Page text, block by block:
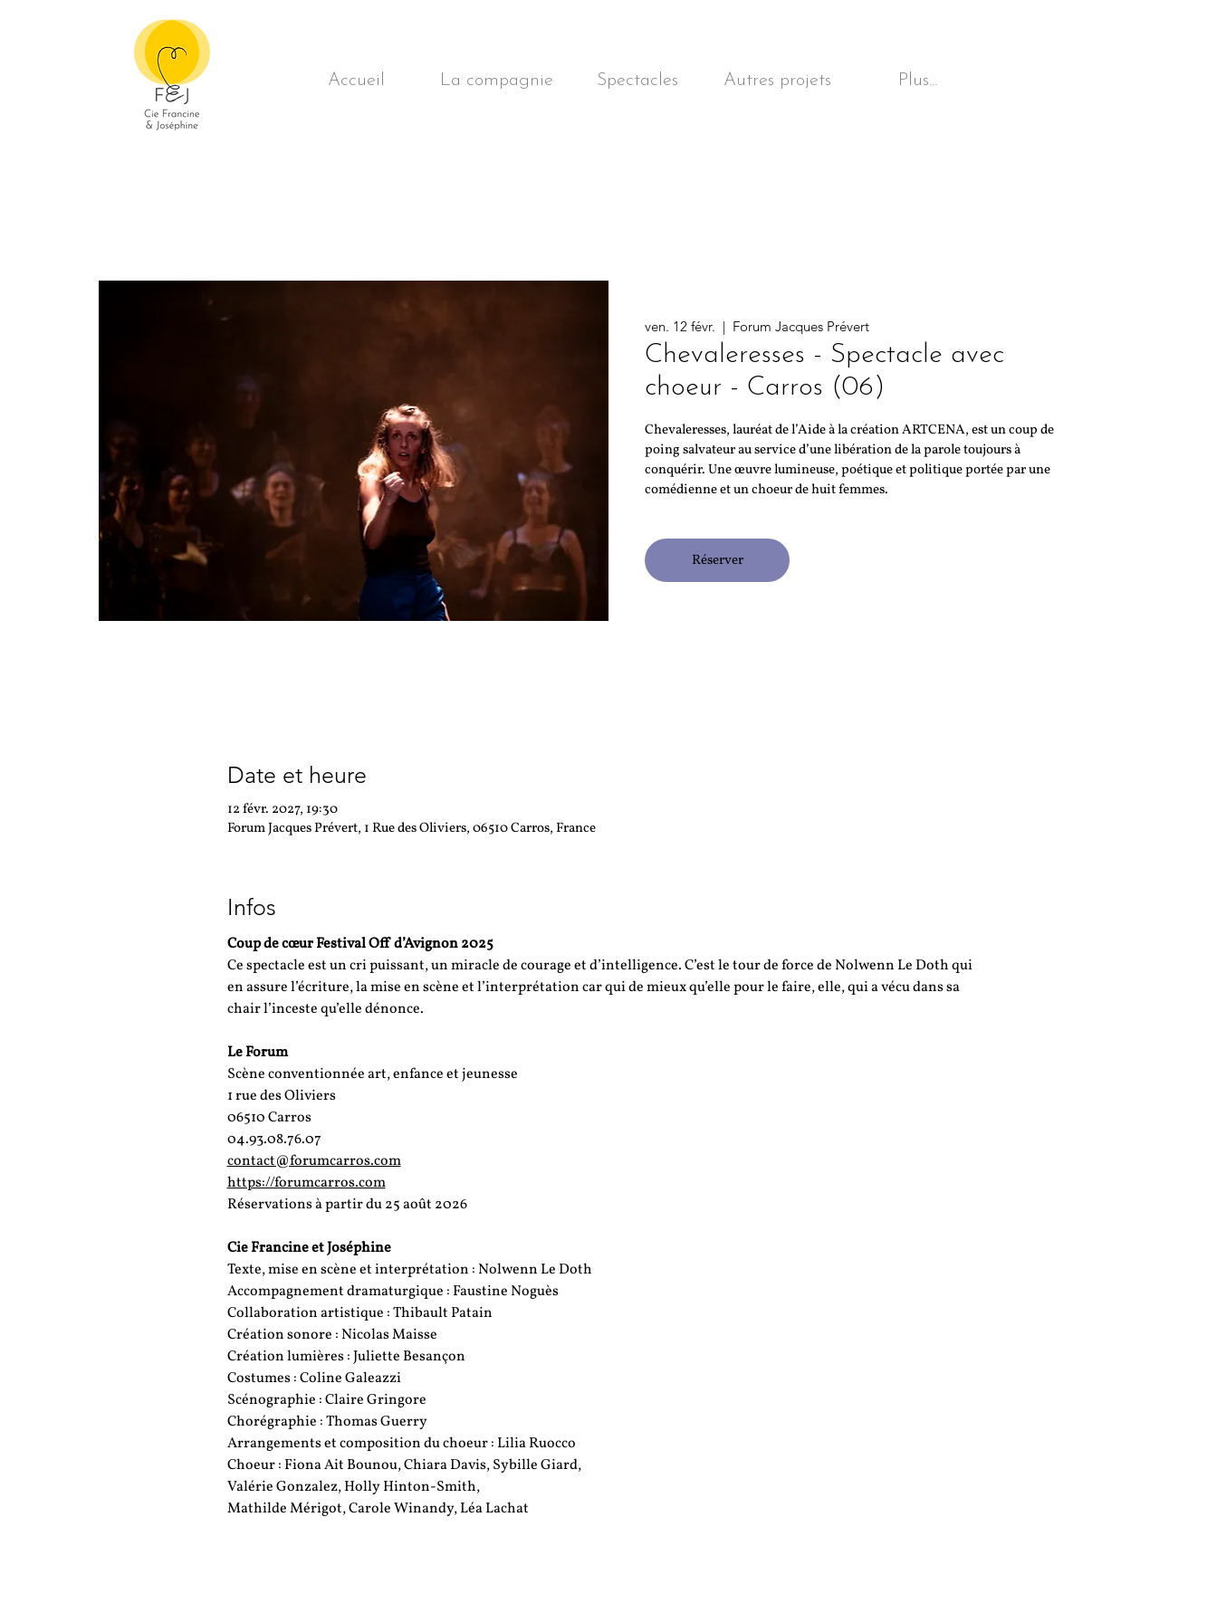
Accueil La compagnie Spectacles Autres projets Plus...
ven. 12 févr.
  |
Forum Jacques Prévert
Chevaleresses - Spectacle avec
choeur - Carros (06)
Chevaleresses, lauréat de l’Aide à la création ARTCENA, est un coup de
poing salvateur au service d’une libération de la parole toujours à
conquérir. Une œuvre lumineuse, poétique et politique portée par une
comédienne et un choeur de huit femmes.
Réserver
Date et heure
12 févr. 2027, 19:30
Forum Jacques Prévert, 1 Rue des Oliviers, 06510 Carros, France
Infos
Coup de cœur Festival Off d’Avignon 2025
Ce spectacle est un cri puissant, un miracle de courage et d’intelligence. C’est le tour de force de Nolwenn Le Doth qui
en assure l’écriture, la mise en scène et l’interprétation car qui de mieux qu’elle pour le faire, elle, qui a vécu dans sa
chair l’inceste qu’elle dénonce.
Le Forum
Scène conventionnée art, enfance et jeunesse
1 rue des Oliviers
06510 Carros
04.93.08.76.07
contact@forumcarros.com
https://forumcarros.com
Réservations à partir du 25 août 2026
Cie Francine et Joséphine
Texte, mise en scène et interprétation : Nolwenn Le Doth
Accompagnement dramaturgique : Faustine Noguès
Collaboration artistique : Thibault Patain
Création sonore : Nicolas Maisse
Création lumières : Juliette Besançon
Costumes : Coline Galeazzi
Scénographie : Claire Gringore
Chorégraphie : Thomas Guerry
Arrangements et composition du choeur : Lilia Ruocco
Choeur : Fiona Ait Bounou, Chiara Davis, Sybille Giard,
Valérie Gonzalez, Holly Hinton-Smith,
Mathilde Mérigot, Carole Winandy, Léa Lachat